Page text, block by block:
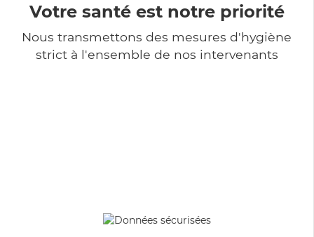
Votre santé est notre priorité
Nous transmettons des mesures d'hygiène
strict à l'ensemble de nos intervenants